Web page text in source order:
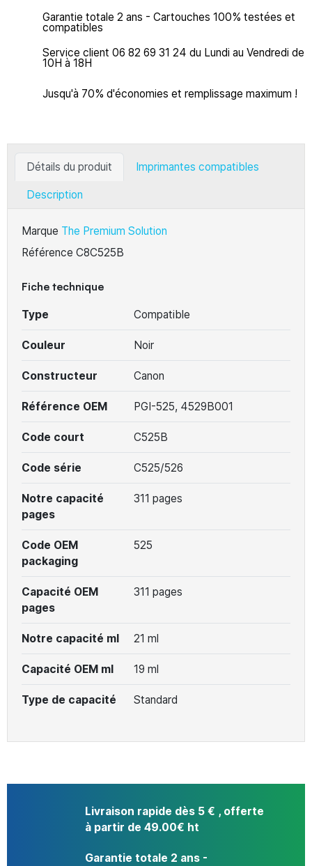
Garantie totale 2 ans - Cartouches 100% testées et
compatibles
Service client 06 82 69 31 24 du Lundi au Vendredi de
10H à 18H
Jusqu'à 70% d'économies et remplissage maximum !
Détails du produit Imprimantes compatibles
Description
Marque The Premium Solution
Référence C8C525B
Fiche technique
Type Compatible
Couleur Noir
Constructeur Canon
Référence OEM PGI-525, 4529B001
Code court C525B
Code série C525/526
Notre capacité
pages
311 pages
Code OEM
packaging
525
Capacité OEM
pages
311 pages
Notre capacité ml 21 ml
Capacité OEM ml 19 ml
Type de capacité Standard
Livraison rapide dès 5 € , offerte
à partir de 49.00€ ht
Garantie totale 2 ans -